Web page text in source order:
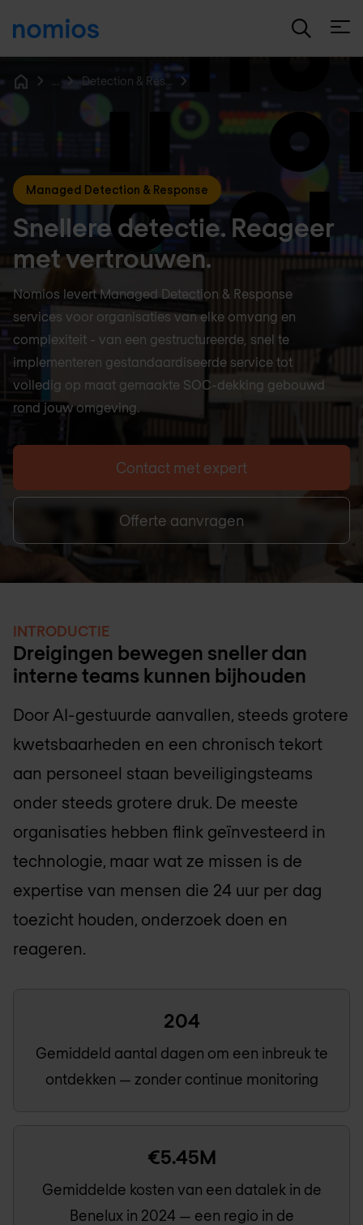
Home
... Detection & Response
Managed Detection & Response
Snellere detectie. Reageer
met vertrouwen.
Nomios levert Managed Detection & Response
services voor organisaties van elke omvang en
complexiteit - van een gestructureerde, snel te
implementeren gestandaardiseerde service tot
volledig op maat gemaakte SOC-dekking gebouwd
rond jouw omgeving.
Contact met expert
Offerte aanvragen
INTRODUCTIE
Dreigingen bewegen sneller dan
interne teams kunnen bijhouden
Door AI-gestuurde aanvallen, steeds grotere
kwetsbaarheden en een chronisch tekort
aan personeel staan beveiligingsteams
onder steeds grotere druk. De meeste
organisaties hebben flink geïnvesteerd in
technologie, maar wat ze missen is de
expertise van mensen die 24 uur per dag
toezicht houden, onderzoek doen en
reageren.
204
Gemiddeld aantal dagen om een inbreuk te
ontdekken — zonder continue monitoring
€5.45M
Gemiddelde kosten van een datalek in de
Benelux in 2024 — een regio in de